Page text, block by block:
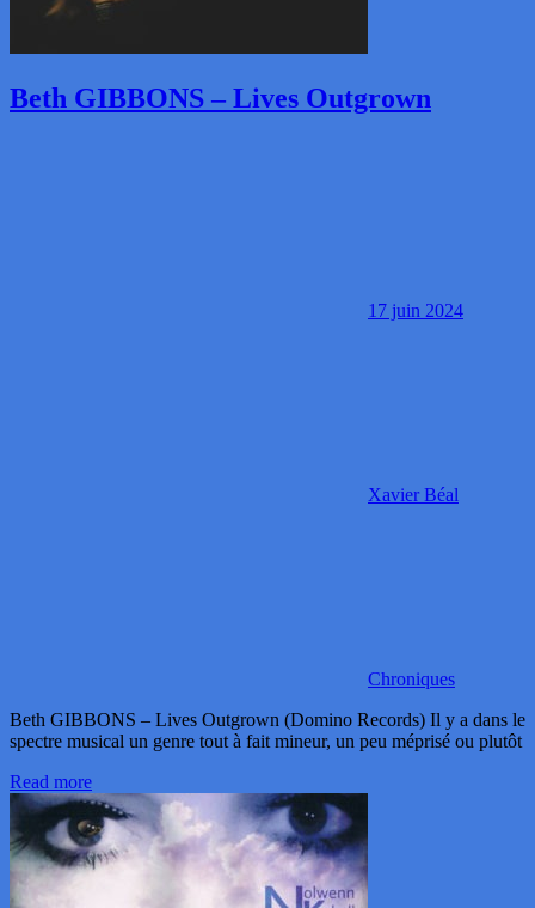
Beth GIBBONS – Lives Outgrown
17 juin 2024
Xavier Béal
Chroniques
Beth GIBBONS – Lives Outgrown (Domino Records) Il y a dans le
spectre musical un genre tout à fait mineur, un peu méprisé ou plutôt
Read more